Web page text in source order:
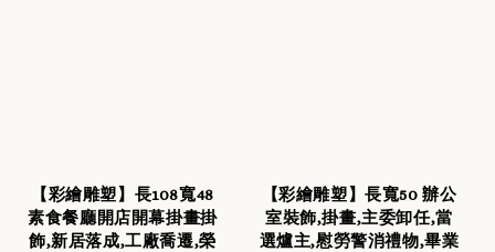
【彩繪雕塑】長108寬48
素食餐廳開店開幕掛畫掛
飾,新居落成,工廠喬遷,榮
【彩繪雕塑】長寬50 辦公
室裝飾,掛畫,主委卸任,當
選爐主,慰勞警消禮物,畢業